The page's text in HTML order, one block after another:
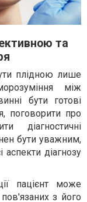
та
плідною лише
між
бути готові
поговорити про
діагностичні
бути уважним,
аспекти діагнозу
пацієнт може
з його